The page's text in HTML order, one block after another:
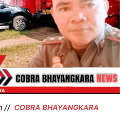
// COBRA BHAYANGKARA